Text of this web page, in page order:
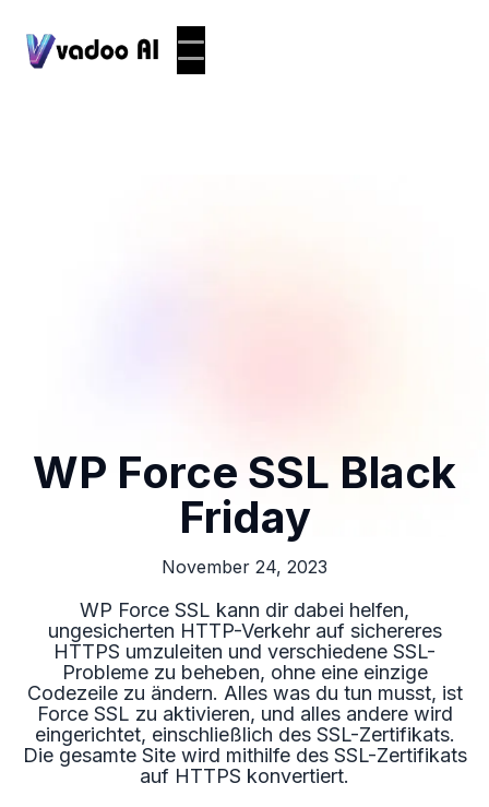
WP Force SSL Black
Friday
November 24, 2023
WP Force SSL kann dir dabei helfen,
ungesicherten HTTP-Verkehr auf sichereres
HTTPS umzuleiten und verschiedene SSL-
Probleme zu beheben, ohne eine einzige
Codezeile zu ändern. Alles was du tun musst, ist
Force SSL zu aktivieren, und alles andere wird
eingerichtet, einschließlich des SSL-Zertifikats.
Die gesamte Site wird mithilfe des SSL-Zertifikats
auf HTTPS konvertiert.